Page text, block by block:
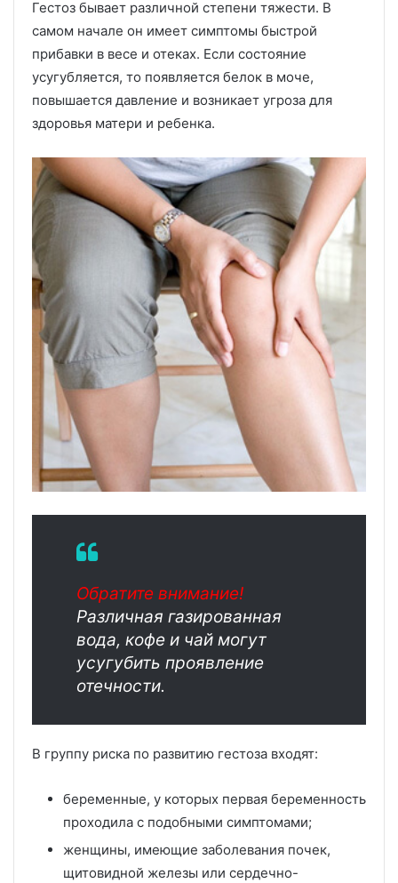
Гестоз бывает различной степени тяжести. В
самом начале он имеет симптомы быстрой
прибавки в весе и отеках. Если состояние
усугубляется, то появляется белок в моче,
повышается давление и возникает угроза для
здоровья матери и ребенка.
Обратите внимание!
Различная газированная
вода, кофе и чай могут
усугубить проявление
отечности.
В группу риска по развитию гестоза входят:
беременные, у которых первая беременность
проходила с подобными симптомами;
женщины, имеющие заболевания почек,
щитовидной железы или сердечно-